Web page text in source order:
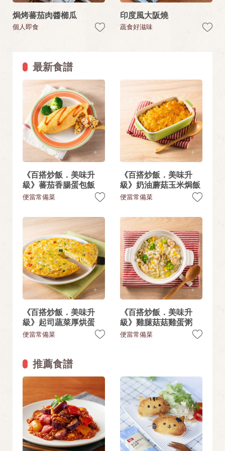
焗烤蕃茄肉醬櫛瓜
個人即食
印度風大阪燒
蔬食好滋味
最新食譜
《百搭炒飯．美味升
級》蕃茄香腸蛋包飯
便當常備菜
《百搭炒飯．美味升
級》奶油蘑菇玉米焗飯
便當常備菜
《百搭炒飯．美味升
級》起司蔬菜厚烘蛋
便當常備菜
《百搭炒飯．美味升
級》雞腿菇菇雞蛋粥
便當常備菜
推薦食譜